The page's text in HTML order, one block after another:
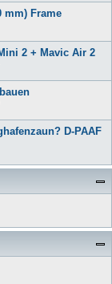
mm) Frame
2 + Mavic Air 2
D-PAAF